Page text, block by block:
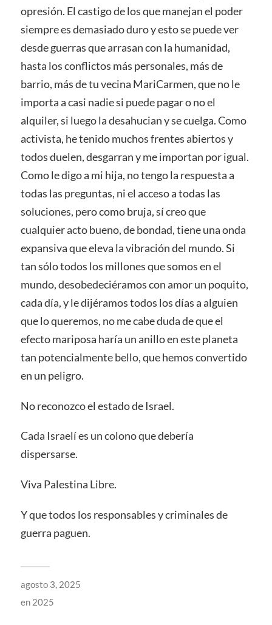
opresión. El castigo de los que manejan el poder
siempre es demasiado duro y esto se puede ver
desde guerras que arrasan con la humanidad,
hasta los conflictos más personales, más de
barrio, más de tu vecina MariCarmen, que no le
importa a casi nadie si puede pagar o no el
alquiler, si luego la desahucian y se cuelga. Como
activista, he tenido muchos frentes abiertos y
todos duelen, desgarran y me importan por igual.
Como le digo a mi hija, no tengo la respuesta a
todas las preguntas, ni el acceso a todas las
soluciones, pero como bruja, sí creo que
cualquier acto bueno, de bondad, tiene una onda
expansiva que eleva la vibración del mundo. Si
tan sólo todos los millones que somos en el
mundo, desobedeciéramos con amor un poquito,
cada día, y le dijéramos todos los días a alguien
que lo queremos, no me cabe duda de que el
efecto mariposa haría un anillo en este planeta
tan potencialmente bello, que hemos convertido
en un peligro.
No reconozco el estado de Israel.
Cada Israelí es un colono que debería
dispersarse.
Viva Palestina Libre.
Y que todos los responsables y criminales de
guerra paguen.
agosto 3, 2025
en 2025